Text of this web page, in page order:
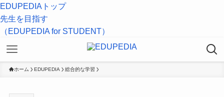
EDUPEDIAトップ
先生を目指す
（EDUPEDIA for STUDENT）
ホーム EDUPEDIA 総合的な学習